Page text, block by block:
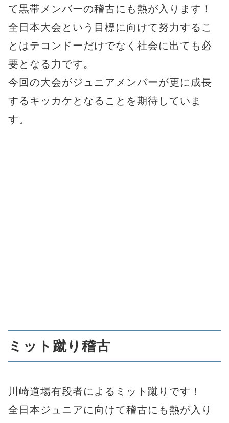
て黒帯メンバーの稽古にも熱が入ります！
全日本大会という目標に向けて努力するこ
とはテコンドーだけでなく社会に出ても必
要となる力です。
今回の大会がジュニアメンバーが更に成長
するキッカケとなることを期待していま
す。
ミット蹴り稽古
川崎道場有段者によるミット蹴りです！
全日本ジュニアに向けて稽古にも熱が入り